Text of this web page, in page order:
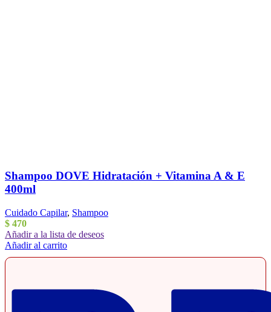
Shampoo DOVE Hidratación + Vitamina A & E
400ml
Cuidado Capilar, Shampoo
$ 470
Añadir a la lista de deseos
Añadir al carrito